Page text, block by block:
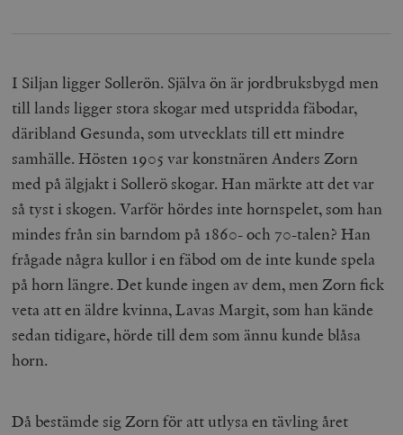
I Siljan ligger Sollerön. Själva ön är jordbruksbygd men
till lands ligger stora skogar med utspridda fäbodar,
däribland Gesunda, som utvecklats till ett mindre
samhälle. Hösten 1905 var konstnären Anders Zorn
med på älgjakt i Sollerö skogar. Han märkte att det var
så tyst i skogen. Varför hördes inte hornspelet, som han
mindes från sin barndom på 1860- och 70-talen? Han
frågade några kullor i en fäbod om de inte kunde spela
på horn längre. Det kunde ingen av dem, men Zorn fick
veta att en äldre kvinna, Lavas Margit, som han kände
sedan tidigare, hörde till dem som ännu kunde blåsa
horn.
Då bestämde sig Zorn för att utlysa en tävling året